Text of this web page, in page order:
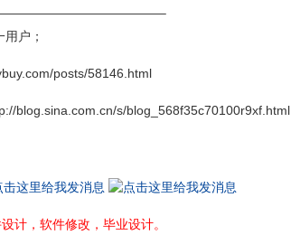
户；
posts/58146.html
blog.sina.com.cn/s/blog_568f35c70100r9xf.html
计，软件修改，毕业设计。